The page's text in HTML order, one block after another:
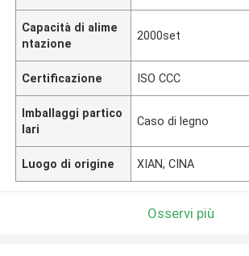
Capacità di alime
ntazione
2000set
Certificazione ISO CCC
Imballaggi partico
lari
Caso di legno
Luogo di origine XIAN, CINA
Osservi più